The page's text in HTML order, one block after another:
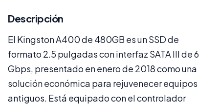
Descripción
El Kingston A400 de 480GB es un SSD de
formato 2.5 pulgadas con interfaz SATA III de 6
Gbps, presentado en enero de 2018 como una
solución económica para rejuvenecer equipos
antiguos. Está equipado con el controlador